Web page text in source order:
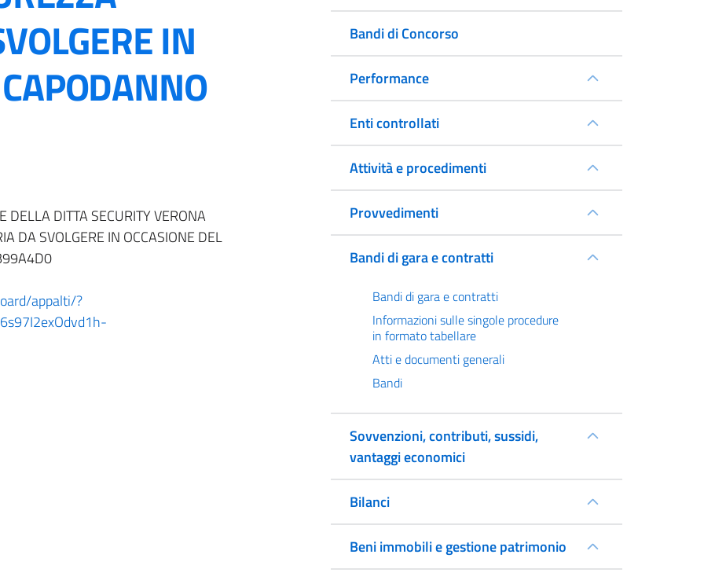
IN
DELLA DITTA SECURITY VERONA
DA SVOLGERE IN OCCASIONE DEL
appalti/?
Bandi di Concorso
Performance
Enti controllati
Attività e procedimenti
Provvedimenti
Bandi di gara e contratti
Bandi di gara e contratti
Informazioni sulle singole procedure
in formato tabellare
Atti e documenti generali
Bandi
Sovvenzioni, contributi, sussidi,
vantaggi economici
Bilanci
Beni immobili e gestione patrimonio